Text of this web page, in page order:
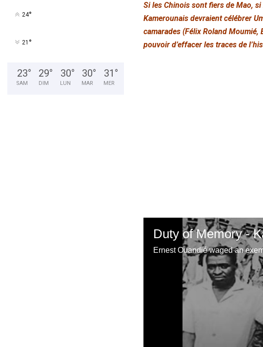
Si les Chinois sont fiers de Mao,
Kamerounais devraient célébrer
camarades (Félix Roland Moumié,
pouvoir d’effacer les traces de
24°
21 °
23°
SAM
29°
DIM
30°
LUN
30°
MAR
31 °
MER